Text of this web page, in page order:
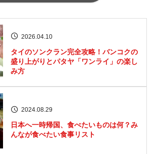
2026.04.10
タイのソンクラン完全攻略！バンコクの
盛り上がりとパタヤ「ワンライ」の楽し
み方
2024.08.29
日本へ一時帰国、食べたいものは何？み
んなが食べたい食事リスト